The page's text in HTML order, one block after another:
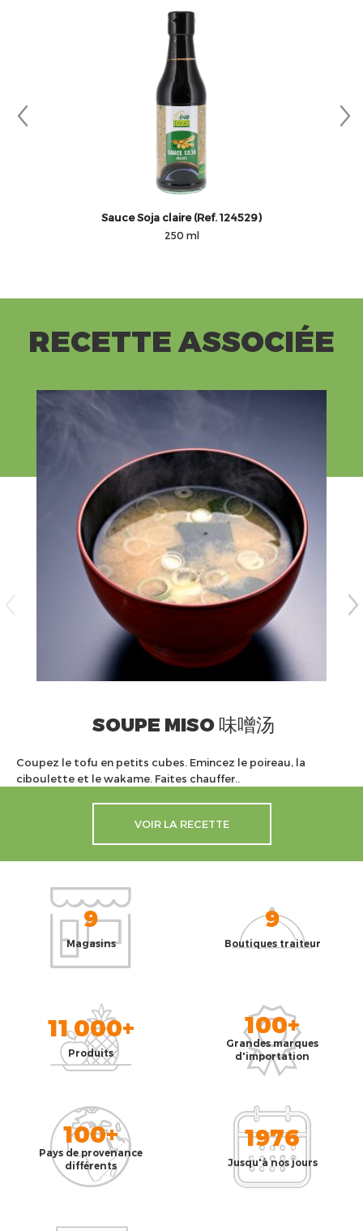
Sauce Soja claire (Ref. 124529)
250 ml
RECETTE ASSOCIÉE
SOUPE MISO 味噌汤
Coupez le tofu en petits cubes. Emincez le poireau, la
ciboulette et le wakame. Faites chauffer..
VOIR LA RECETTE
9
Magasins
9
Boutiques traiteur
11 000+
Produits
100+
Grandes marques
d'importation
100+
Pays de provenance
différents
1976
Jusqu'à nos jours